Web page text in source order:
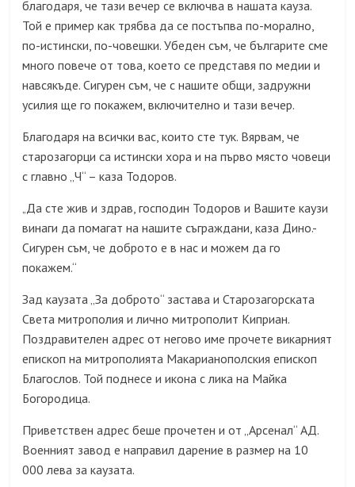
благодаря, че тази вечер се включва в нашата кауза.
Той е пример как трябва да се постъпва по-морално,
по-истински, по-човешки. Убеден съм, че българите сме
много повече от това, което се представя по медии и
навсякъде. Сигурен съм, че с нашите общи, задружни
усилия ще го покажем, включително и тази вечер.
Благодаря на всички вас, които сте тук. Вярвам, че
старозагорци са истински хора и на първо място човеци
с главно „Ч“ – каза Тодоров.
„Да сте жив и здрав, господин Тодоров и Вашите каузи
винаги да помагат на нашите съграждани, каза Дино.-
Сигурен съм, че доброто е в нас и можем да го
покажем.“
Зад каузата „За доброто“ застава и Старозагорската
Света митрополия и лично митрополит Киприан.
Поздравителен адрес от негово име прочете викарният
епископ на митрополията Макарианополския епископ
Благослов. Той поднесе и икона с лика на Майка
Богородица.
Приветствен адрес беше прочетен и от „Арсенал“ АД.
Военният завод е направил дарение в размер на 10
000 лева за каузата.